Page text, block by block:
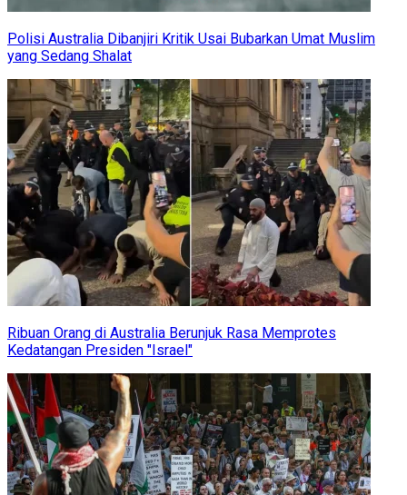
Polisi Australia Dibanjiri Kritik Usai Bubarkan Umat Muslim
yang Sedang Shalat
Ribuan Orang di Australia Berunjuk Rasa Memprotes
Kedatangan Presiden "Israel"